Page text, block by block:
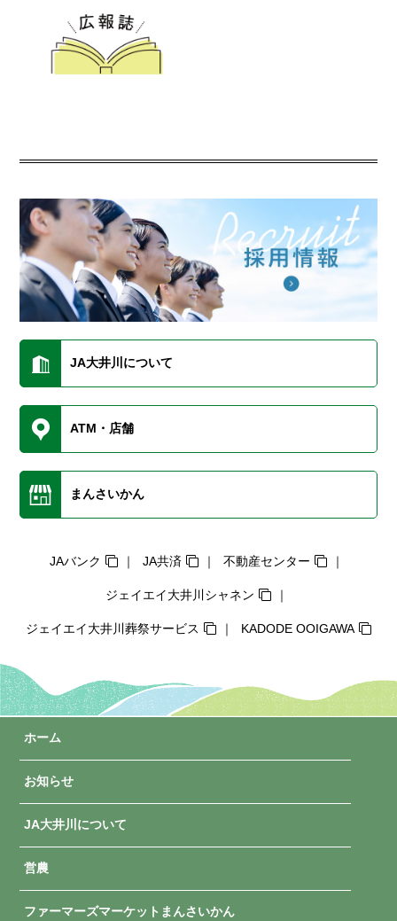
JA大井川について
ATM・店舗
まんさいかん
JAバンク JA共済 不動産センター
ジェイエイ大井川シャネン
ジェイエイ大井川葬祭サービス KADODE OOIGAWA
ホーム
お知らせ
JA大井川について
営農
ファーマーズマーケットまんさいかん